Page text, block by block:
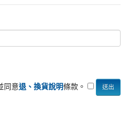
同意退、換貨說明條款。